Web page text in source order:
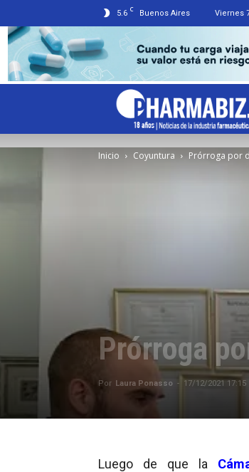
5.6 C Buenos Aires Viernes
Inicio Coyuntura Prórroga por
Prórroga
Por Laura Ponasso - 17/12/2021 17:15
Luego de que la